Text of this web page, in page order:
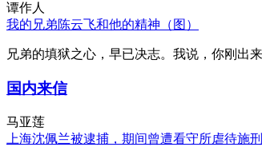
谭作人
我的兄弟陈云飞和他的精神（图）
兄弟的填狱之心，早已决志。我说，你刚出
国内来信
马亚莲
上海沈佩兰被逮捕，期间曾遭看守所虐待施刑